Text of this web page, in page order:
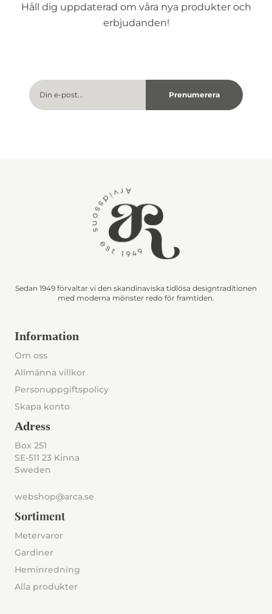
Håll dig uppdaterad om våra nya produkter och
erbjudanden!
Sedan 1949 förvaltar vi den skandinaviska tidlösa designtraditionen
med moderna mönster redo för framtiden.
Information
Om oss
Allmänna villkor
Personuppgiftspolicy
Skapa konto
Adress
Box 251
SE-511 23 Kinna
Sweden
webshop@arca.se
Sortiment
Metervaror
Gardiner
Heminredning
Alla produkter